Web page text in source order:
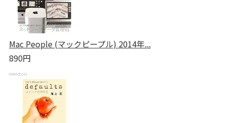
Mac People (マックピープル) 2014年...
890円